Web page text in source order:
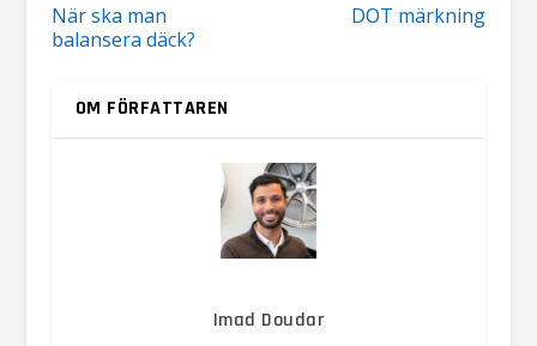
När ska man
balansera däck?
DOT märkning
OM FÖRFATTAREN
Imad Doudar